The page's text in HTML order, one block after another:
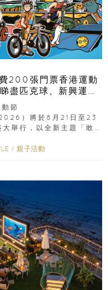
200張門票香港運動
盡匹克球、新興運
牌展覽
節
）將於8月21日至23
舉行，以全新主題「敢
/ 親子活動